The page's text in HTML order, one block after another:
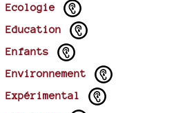
Ecologie
Education
Enfants
Environnement
Expérimental